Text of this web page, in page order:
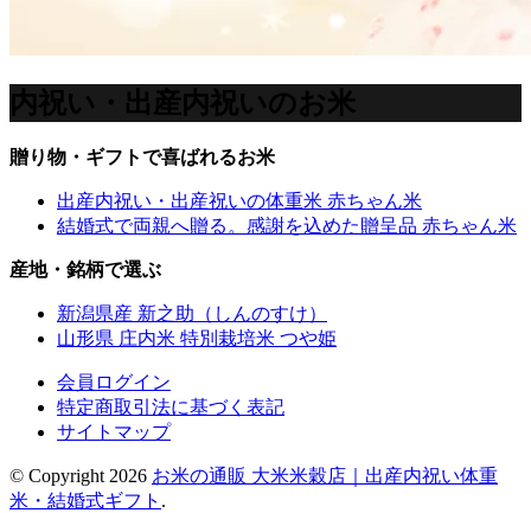
内祝い・出産内祝いのお米
贈り物・ギフトで喜ばれるお米
出産内祝い・出産祝いの体重米 赤ちゃん米
結婚式で両親へ贈る。感謝を込めた贈呈品 赤ちゃん米
産地・銘柄で選ぶ
新潟県産 新之助（しんのすけ）
山形県 庄内米 特別栽培米 つや姫
会員ログイン
特定商取引法に基づく表記
サイトマップ
© Copyright 2026 お米の通販 大米米穀店｜出産内祝い体重
米・結婚式ギフト .